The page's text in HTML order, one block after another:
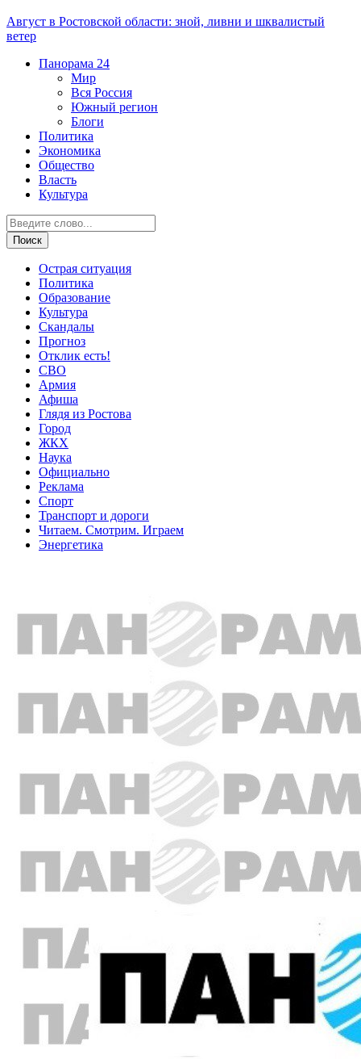
Август в Ростовской области: зной, ливни и шквалистый
ветер
Панорама 24
Мир
Вся Россия
Южный регион
Блоги
Политика
Экономика
Общество
Власть
Культура
Острая ситуация
Политика
Образование
Культура
Скандалы
Прогноз
Отклик есть!
СВО
Армия
Афиша
Глядя из Ростова
Город
ЖКХ
Наука
Официально
Реклама
Спорт
Транспорт и дороги
Читаем. Смотрим. Играем
Энергетика